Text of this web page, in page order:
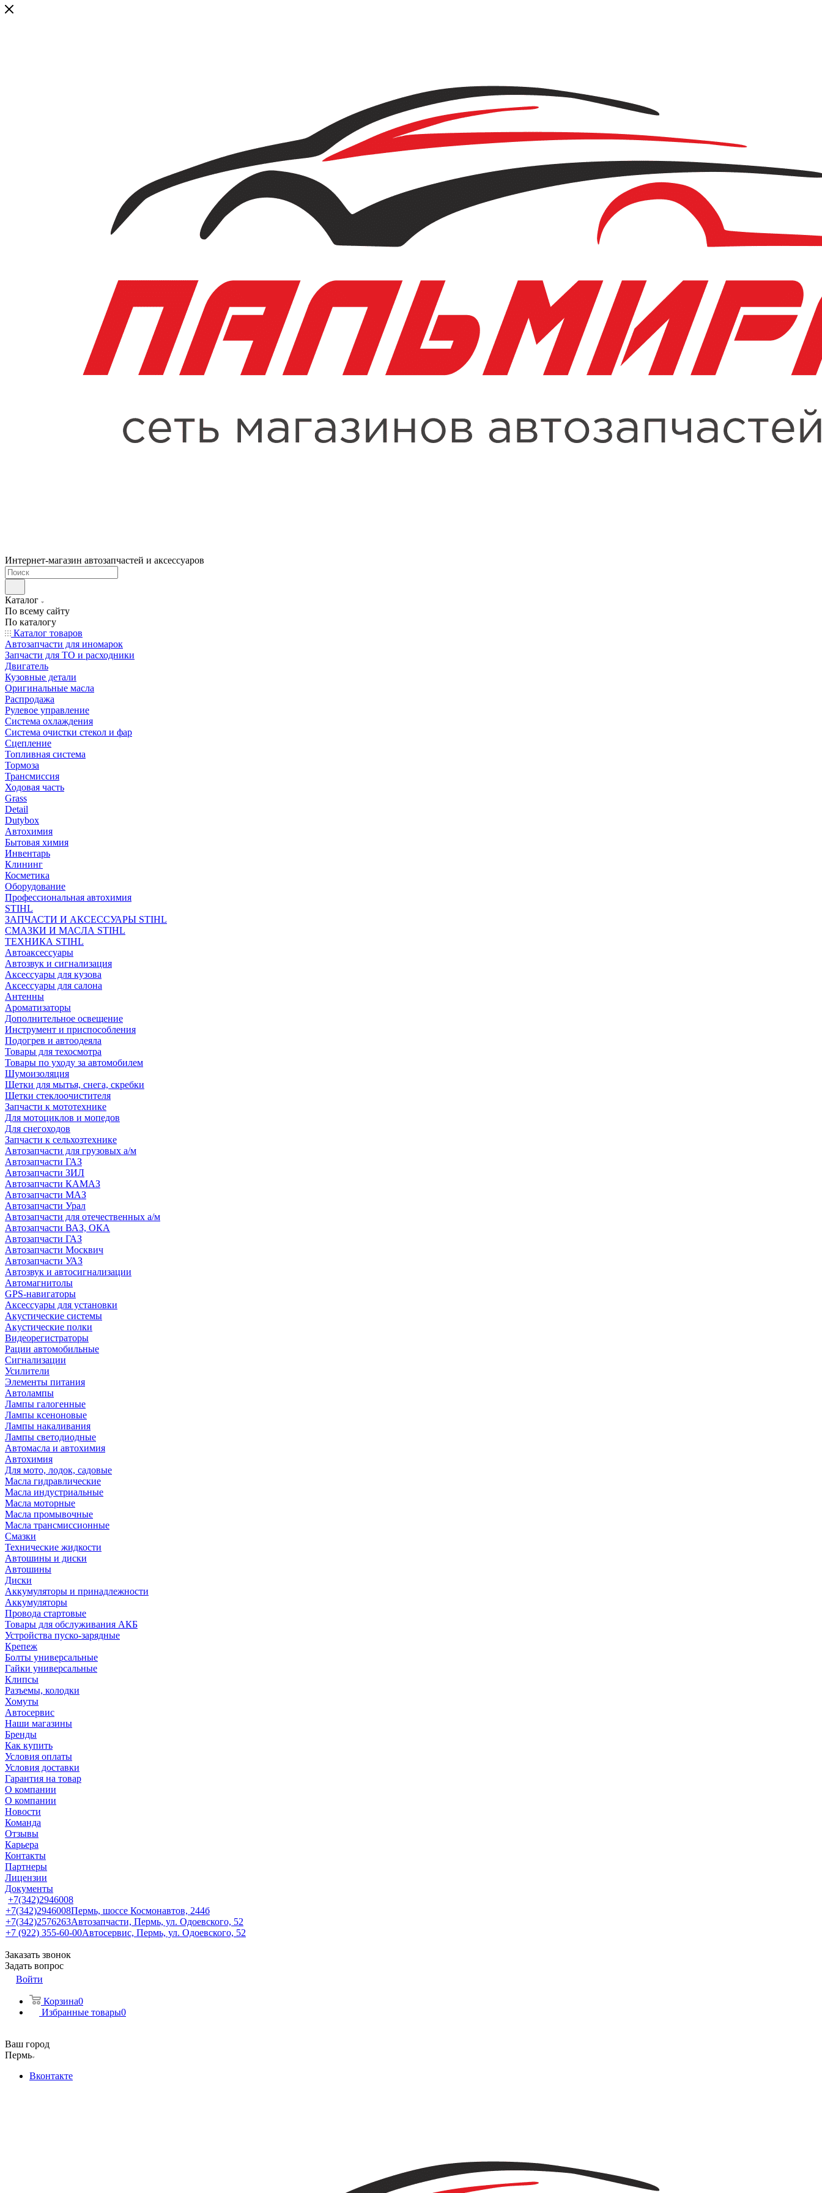
Интернет-магазин автозапчастей и аксессуаров
Каталог
По всему сайту
По каталогу
Каталог товаров
Автозапчасти для иномарок
Запчасти для ТО и расходники
Двигатель
Кузовные детали
Оригинальные масла
Распродажа
Рулевое управление
Система охлаждения
Система очистки стекол и фар
Сцепление
Топливная система
Тормоза
Трансмиссия
Ходовая часть
Grass
Detail
Dutybox
Автохимия
Бытовая химия
Инвентарь
Клининг
Косметика
Оборудование
Профессиональная автохимия
STIHL
ЗАПЧАСТИ И АКСЕССУАРЫ STIHL
СМАЗКИ И МАСЛА STIHL
ТЕХНИКА STIHL
Автоаксессуары
Автозвук и сигнализация
Аксессуары для кузова
Аксессуары для салона
Антенны
Ароматизаторы
Дополнительное освещение
Инструмент и приспособления
Подогрев и автоодеяла
Товары для техосмотра
Товары по уходу за автомобилем
Шумоизоляция
Щетки для мытья, снега, скребки
Щетки стеклоочистителя
Запчасти к мототехнике
Для мотоциклов и мопедов
Для снегоходов
Запчасти к сельхозтехнике
Автозапчасти для грузовых а/м
Автозапчасти ГАЗ
Автозапчасти ЗИЛ
Автозапчасти КАМАЗ
Автозапчасти МАЗ
Автозапчасти Урал
Автозапчасти для отечественных а/м
Автозапчасти ВАЗ, ОКА
Автозапчасти ГАЗ
Автозапчасти Москвич
Автозапчасти УАЗ
Автозвук и автосигнализации
Автомагнитолы
GPS-навигаторы
Аксессуары для установки
Акустические системы
Акустические полки
Видеорегистраторы
Рации автомобильные
Сигнализации
Усилители
Элементы питания
Автолампы
Лампы галогенные
Лампы ксеноновые
Лампы накаливания
Лампы светодиодные
Автомасла и автохимия
Автохимия
Для мото, лодок, садовые
Масла гидравлические
Масла индустриальные
Масла моторные
Масла промывочные
Масла трансмиссионные
Смазки
Технические жидкости
Автошины и диски
Автошины
Диски
Аккумуляторы и принадлежности
Аккумуляторы
Провода стартовые
Товары для обслуживания АКБ
Устройства пуско-зарядные
Крепеж
Болты универсальные
Гайки универсальные
Клипсы
Разъемы, колодки
Хомуты
Автосервис
Наши магазины
Бренды
Как купить
Условия оплаты
Условия доставки
Гарантия на товар
О компании
О компании
Новости
Команда
Отзывы
Карьера
Контакты
Партнеры
Лицензии
Документы
+7(342)2946008
+7(342)2946008Пермь, шоссе Космонавтов, 244б
+7(342)2576263Автозапчасти, Пермь, ул. Одоевского, 52
+7 (922) 355-60-00Автосервис, Пермь, ул. Одоевского, 52
Заказать звонок
Задать вопрос
Войти
Корзина0
Избранные товары0
Ваш город
Пермь
Вконтакте